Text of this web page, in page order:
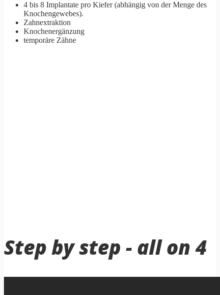
4 bis 8 Implantate pro Kiefer (abhängig von der Menge des
Knochengewebes).
Zahnextraktion
Knochenergänzung
temporäre Zähne
Step by step - all on 4